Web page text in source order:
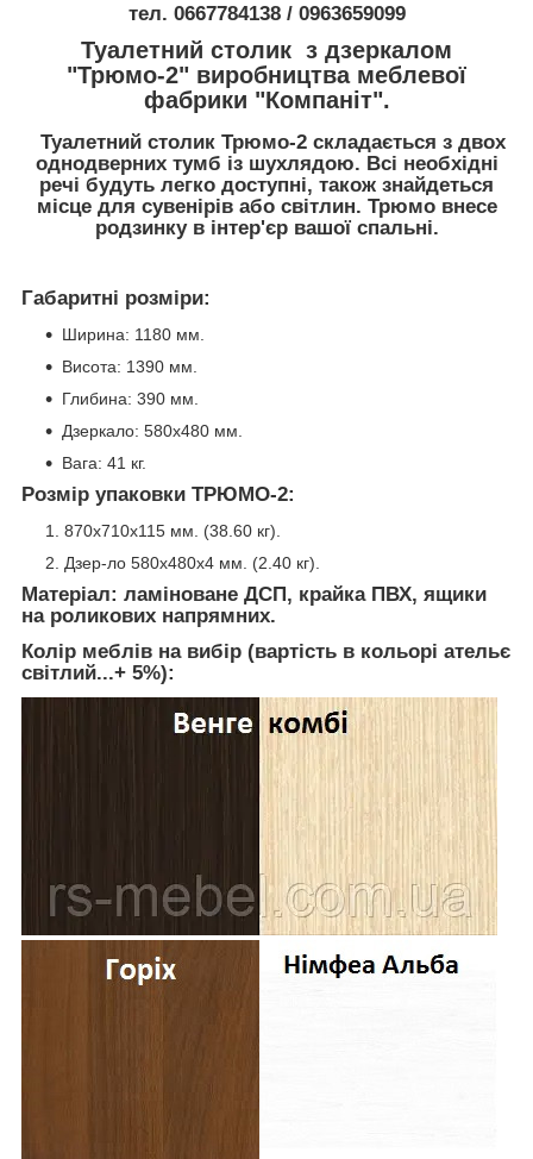
тел. 0667784138 / 0963659099
Туалетний столик з дзеркалом
"Трюмо-2" виробництва меблевої
фабрики "Компаніт".
Туалетний столик Трюмо-2 складається з двох
однодверних тумб із шухлядою. Всі необхідні
речі будуть легко доступні, також знайдеться
місце для сувенірів або світлин. Трюмо внесе
родзинку в інтер'єр вашої спальні.
Габаритні розміри:
Ширина: 1180 мм.
Висота: 1390 мм.
Глибина: 390 мм.
Дзеркало: 580х480 мм.
Вага: 41 кг.
Розмір упаковки ТРЮМО-2:
870x710x115 мм. (38.60 кг).
Дзер-ло 580х480х4 мм. (2.40 кг).
Матеріал: ламіноване ДСП, крайка ПВХ, ящики
на роликових напрямних.
Колір меблів на вибір (вартість в кольорі ательє
світлий...+ 5%):